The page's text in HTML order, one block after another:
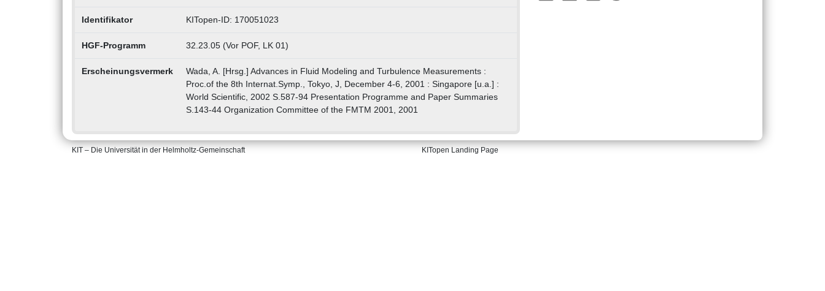
Identifikator KITopen-ID: 170051023
HGF-Programm 32.23.05 (Vor POF, LK 01)
Erscheinungsvermerk
Wada, A. [Hrsg.] Advances in Fluid Modeling and Turbulence Measurements :
Proc.of the 8th Internat.Symp., Tokyo, J, December 4-6, 2001 : Singapore [u.a.] :
World Scientific, 2002 S.587-94 Presentation Programme and Paper Summaries
S.143-44 Organization Committee of the FMTM 2001, 2001
KIT – Die Universität in der Helmholtz-Gemeinschaft KITopen Landing Page